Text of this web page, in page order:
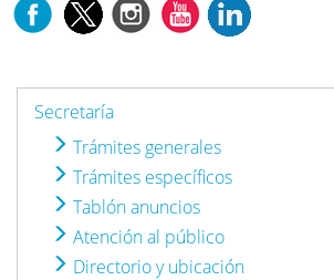
Secretaría
Trámites generales
Trámites específicos
Tablón anuncios
Atención al público
Directorio y ubicación